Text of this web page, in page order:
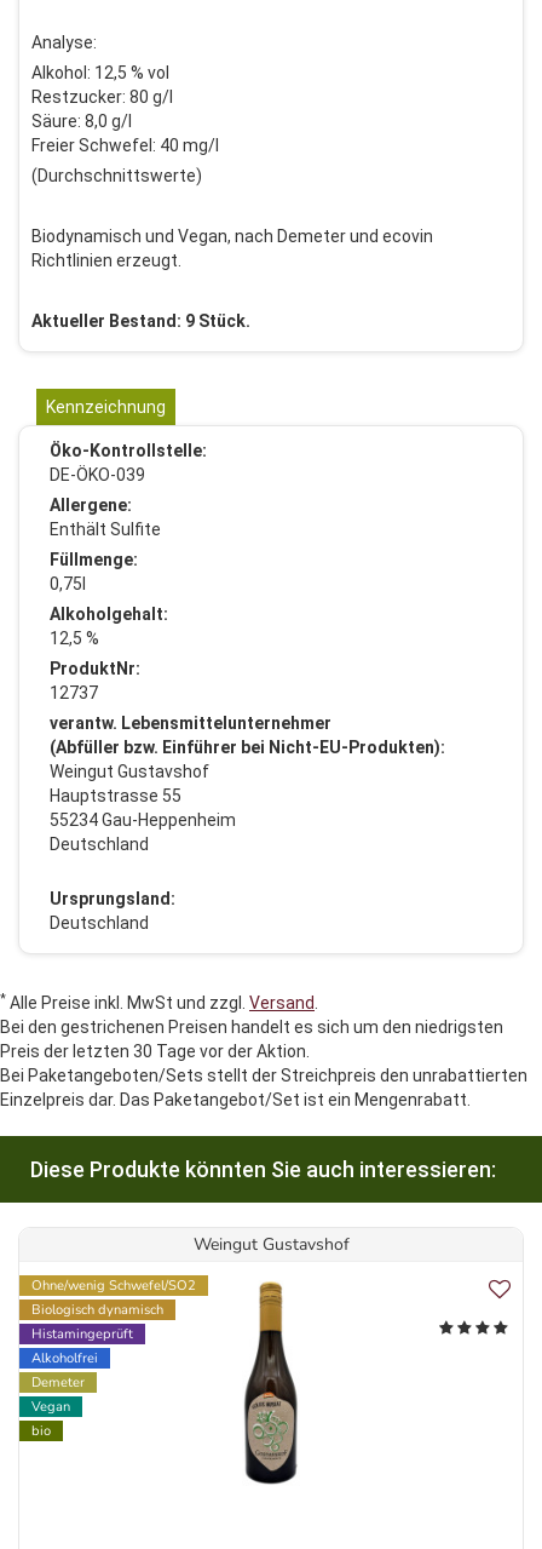
Analyse:
Alkohol: 12,5 % vol
Restzucker: 80 g/l
Säure: 8,0 g/l
Freier Schwefel: 40 mg/l
(Durchschnittswerte)
Biodynamisch und Vegan, nach Demeter und ecovin
Richtlinien erzeugt.
Aktueller Bestand: 9 Stück.
Kennzeichnung
Öko-Kontrollstelle:
DE-ÖKO-039
Allergene:
Enthält Sulfite
Füllmenge:
0,75l
Alkoholgehalt:
12,5 %
ProduktNr:
12737
verantw. Lebensmittelunternehmer
(Abfüller bzw. Einführer bei Nicht-EU-Produkten):
Weingut Gustavshof
Hauptstrasse 55
55234 Gau-Heppenheim
Deutschland
Ursprungsland:
Deutschland
* Alle Preise inkl. MwSt und zzgl. Versand
Bei den gestrichenen Preisen handelt es sich um den niedrigsten
Preis der letzten 30 Tage vor der Aktion.
Bei Paketangeboten/Sets stellt der Streichpreis den unrabattierten
Einzelpreis dar. Das Paketangebot/Set ist ein Mengenrabatt.
Diese Produkte könnten Sie auch interessieren:
Weingut Gustavshof
Ohne/wenig Schwefel/SO2
Biologisch dynamisch
Histamingeprüft
Alkoholfrei
Demeter
Vegan
bio